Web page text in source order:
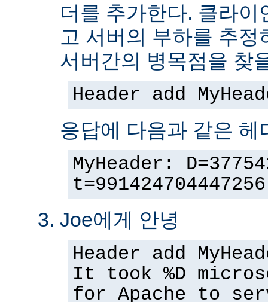
더를 추가한다. 클라
고 서버의 부하를 추
서버간의 병목점을 찾
Header add
응답에 다음과 같은 헤
MyHeader:
t=991424704447256
Joe에게 안녕
Header add
It took %D
for Apache to